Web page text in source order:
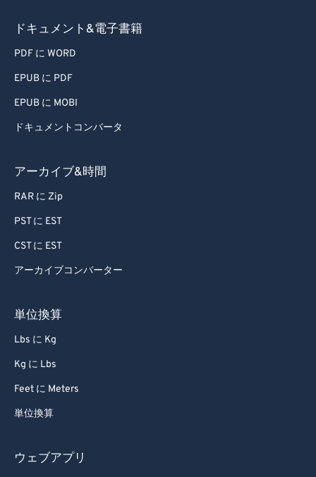
ドキュメント&電子書籍
PDF に WORD
EPUB に PDF
EPUB に MOBI
ドキュメントコンバータ
アーカイブ&時間
RAR に Zip
PST に EST
CST に EST
アーカイブコンバーター
単位換算
Lbs に Kg
Kg に Lbs
Feet に Meters
単位換算
ウェブアプリ